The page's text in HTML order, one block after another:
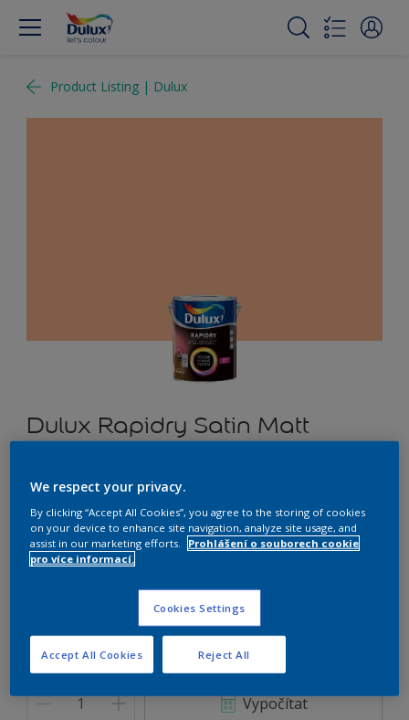
Product Listing | Dulux
Dulux Rapidry Satin Matt
D6.24.75
Změnit odstín
2,5 L
Množství Kalkulačka pro výpočet barvy
Vypočítat
We respect your privacy.
By clicking “Accept All Cookies”, you agree to the storing of cookies
on your device to enhance site navigation, analyze site usage, and
assist in our marketing efforts.
Prohlášení o souborech cookie
pro více informací.
Cookies Settings
Reject All
Accept All Cookies